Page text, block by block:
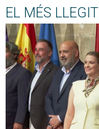
EL MÉS LLEGIT